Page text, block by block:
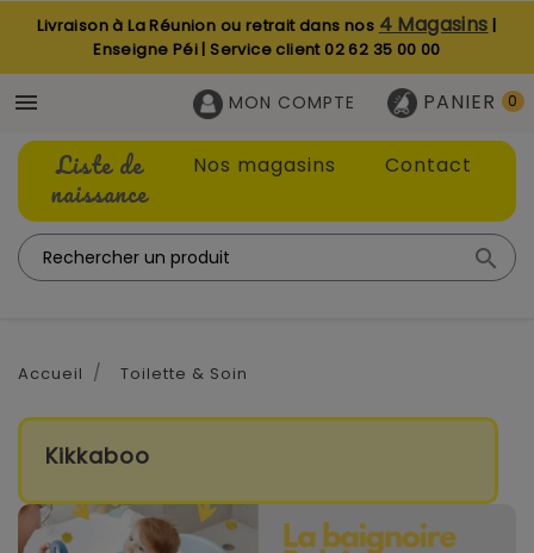
Livraison à La Réunion ou retrait dans nos 4 Magasins |
Enseigne Péi | Service client02 62 35 00 00
 PANIER 0
MON COMPTE
Liste de
naissance
Nos magasins Contact

Accueil Toilette & Soin
Kikkaboo